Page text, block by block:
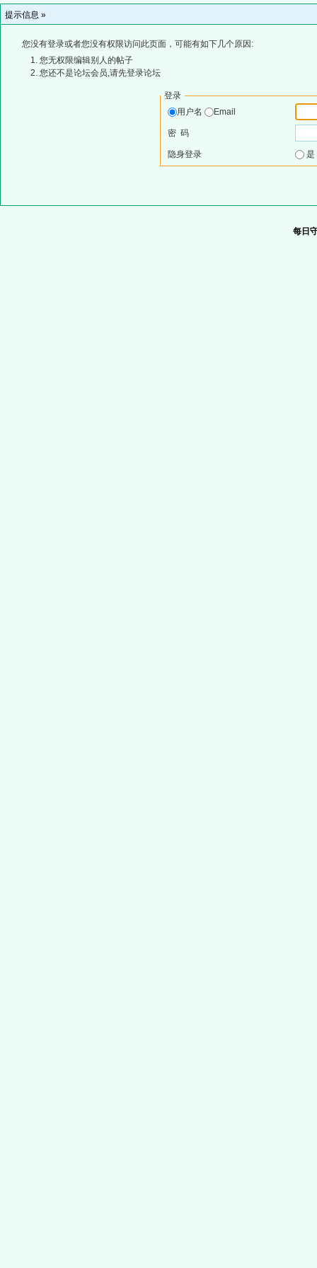
提示信息 »
您没有登录或者您没有权限访问此页面，可能有如下几个原因:
您无权限编辑别人的帖子
您还不是论坛会员,请先登录论坛
登录
用户名
Email
密 码
隐身登录
每日